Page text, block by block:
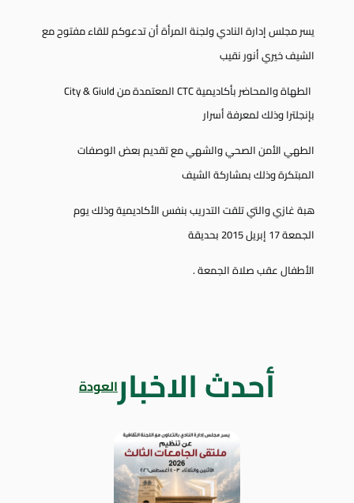
يسر مجلس إدارة النادي ولجنة المرأة أن تدعوكم للقاء مفتوح مع
الشيف خيري أنور نقيب
الطهاة والمحاضر بأكاديمية CTC المعتمدة من City & Giuld
بإنجلترا وذلك لمعرفة أسرار
الطهي الأمن الصحي والشهي مع تقديم بعض الوصفات
المبتكرة وذلك بمشاركة الشيف
هبة غازي والتي تلقت التدريب بنفس الأكاديمية وذلك يوم
الجمعة 17 إبريل 2015 بحديقة
الأطفال عقب صلاة الجمعة .
أحدث الاخبارالعودة